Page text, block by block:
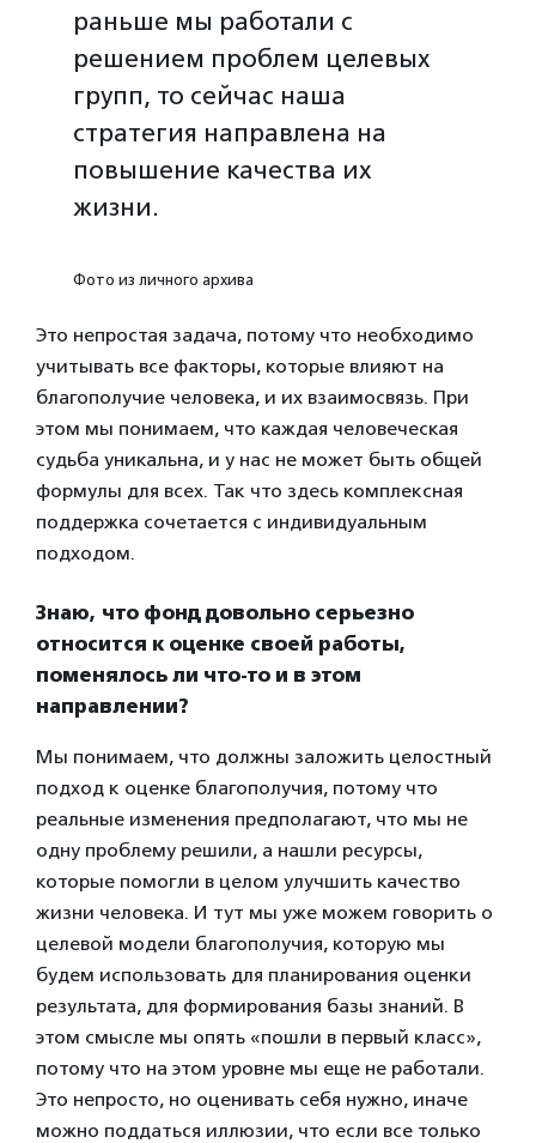
раньше мы работали с
решением проблем целевых
групп, то сейчас наша
стратегия направлена на
повышение качества их
жизни.
Фото из личного архива
Это непростая задача, потому что необходимо
учитывать все факторы, которые влияют на
благополучие человека, и их взаимосвязь. При
этом мы понимаем, что каждая человеческая
судьба уникальна, и у нас не может быть общей
формулы для всех. Так что здесь комплексная
поддержка сочетается с индивидуальным
подходом.
Знаю, что фонд довольно серьезно
относится к оценке своей работы,
поменялось ли что-то и в этом
направлении?
Мы понимаем, что должны заложить целостный
подход к оценке благополучия, потому что
реальные изменения предполагают, что мы не
одну проблему решили, а нашли ресурсы,
которые помогли в целом улучшить качество
жизни человека. И тут мы уже можем говорить о
целевой модели благополучия, которую мы
будем использовать для планирования оценки
результата, для формирования базы знаний. В
этом смысле мы опять «пошли в первый класс»,
потому что на этом уровне мы еще не работали.
Это непросто, но оценивать себя нужно, иначе
можно поддаться иллюзии, что если все только